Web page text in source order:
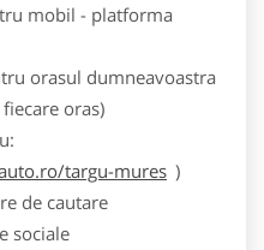
mobil - platforma
orasul dumneavoastra
oras)
targu-mures )
de cautare
sociale